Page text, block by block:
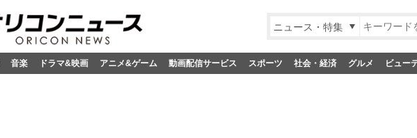
ニュース・特集
音楽 ドラマ&映画 アニメ&ゲーム 動画配信サービス スポーツ 社会・経済 グルメ ビュー